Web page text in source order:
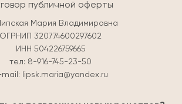
публичной оферты
Мария Владимировна
ОГРНИП 320774600297602
ИНН 504226759665
тел: 8-916-745-23-50
mail:
lipsk.maria@yandex.ru